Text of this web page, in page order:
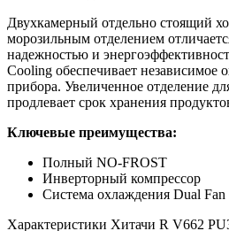
Двухкамерный отдельно стоящий
морозильным отделением
надежностью и
Cooling обеспечивает независимое
прибора. Увеличенное отделение
продлевает срок хранения
Ключевые преимущества:
Полный NO-FROST
Инверторный компрессор
Система охлаждения Dual
Характеристики Хитачи R V662